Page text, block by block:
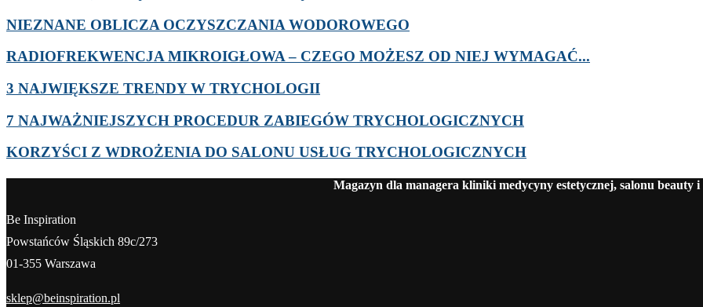
NIEZNANE OBLICZA OCZYSZCZANIA WODOROWEGO
RADIOFREKWENCJA MIKROIGŁOWA – CZEGO MOŻESZ OD NIEJ WYMAGAĆ...
3 NAJWIĘKSZE TRENDY W TRYCHOLOGII
7 NAJWAŻNIEJSZYCH PROCEDUR ZABIEGÓW TRYCHOLOGICZNYCH
KORZYŚCI Z WDROŻENIA DO SALONU USŁUG TRYCHOLOGICZNYCH
Magazyn dla managera kliniki medycyny estetycznej, salonu beauty i
Be Inspiration
Powstańców Śląskich 89c/273
01-355 Warszawa
sklep@beinspiration.pl